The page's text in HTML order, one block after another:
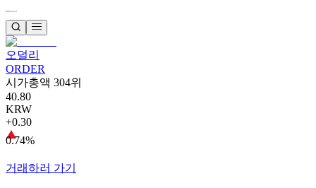
오덜리
ORDER
시가총액 304위
40.80
KRW
+0.30
0.74%
거래하러 가기